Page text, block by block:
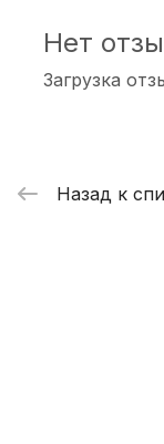
Загрузка
Нет
Назад к